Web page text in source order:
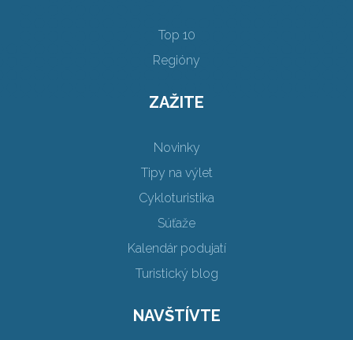
Top 10
Regióny
ZAŽITE
Novinky
Tipy na výlet
Cykloturistika
Súťaže
Kalendár podujatí
Turistický blog
NAVŠTÍVTE